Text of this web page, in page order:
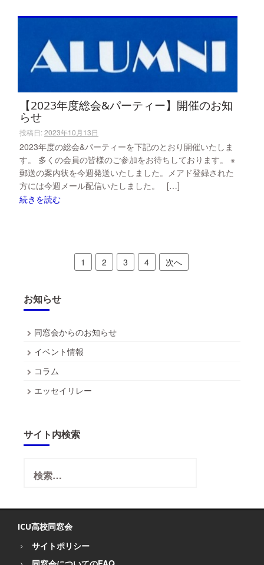
【2023年度総会&パーティー】開催のお知
らせ
投稿日:2023年10月13日
2023年度の総会&パーティーを下記のとおり開催いたしま
す。 多くの会員の皆様のご参加をお待ちしております。 ※
郵送の案内状を今週発送いたしました。メアド登録された
方には今週メール配信いたしました。 […]
続きを読む
の
ー
ジ
送
り
1 2 3 4 次へ
お知らせ
同窓会からのお知らせ
イベント情報
コラム
エッセイリレー
サイト内検索
索:
ICU高校同窓会
サイトポリシー